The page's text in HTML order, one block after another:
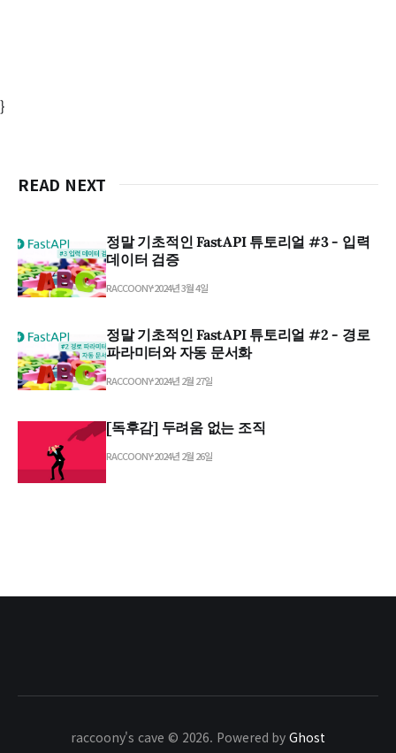
}
READ NEXT
정말 기초적인 FastAPI 튜토리얼 #3 - 입력
데이터 검증
RACCOONY2024년 3월 4일
정말 기초적인 FastAPI 튜토리얼 #2 - 경로
파라미터와 자동 문서화
RACCOONY2024년 2월 27일
[독후감] 두려움 없는 조직
RACCOONY2024년 2월 26일
raccoony's cave © 2026. Powered byGhost